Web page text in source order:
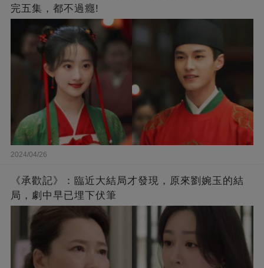
完五集，都不過癮!
2024/04/26
《承歡記》：臨近大結局才發現，原來劉婉玉的結
局，劇中早已埋下伏筆